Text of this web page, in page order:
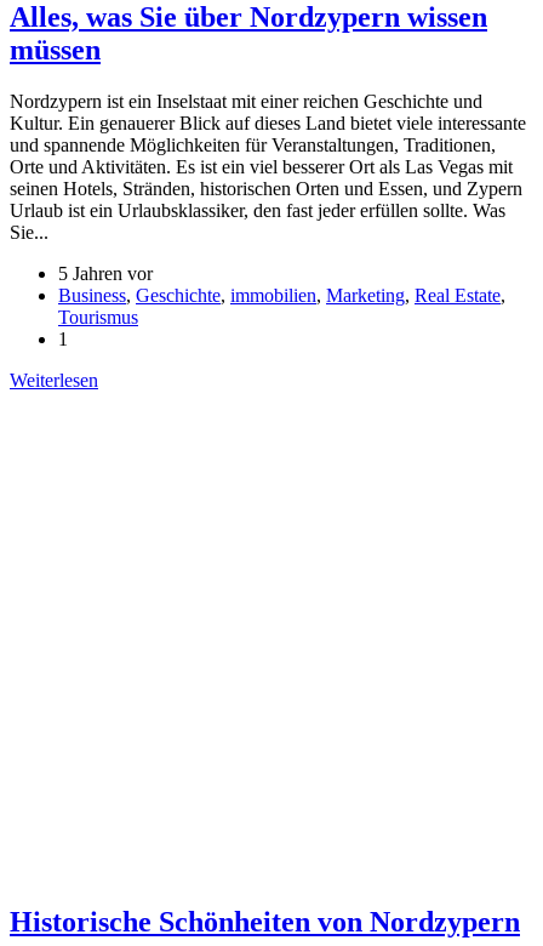
Alles, was Sie über Nordzypern wissen
müssen
Nordzypern ist ein Inselstaat mit einer reichen Geschichte und
Kultur. Ein genauerer Blick auf dieses Land bietet viele interessante
und spannende Möglichkeiten für Veranstaltungen, Traditionen,
Orte und Aktivitäten. Es ist ein viel besserer Ort als Las Vegas mit
seinen Hotels, Stränden, historischen Orten und Essen, und Zypern
Urlaub ist ein Urlaubsklassiker, den fast jeder erfüllen sollte. Was
Sie...
5 Jahren vor
Business, Geschichte, immobilien, Marketing, Real Estate,
Tourismus
1
Weiterlesen
Historische Schönheiten von Nordzypern